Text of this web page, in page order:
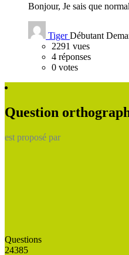
Bonjour, Je sais que
Tiger Débutant
2291 vues
4 réponses
0 votes
Question
est proposé par
Questions
24385